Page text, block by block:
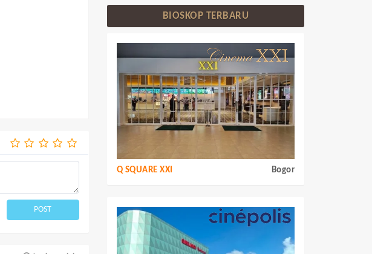
POST
BIOSKOP TERBARU
Q SQUARE XXI Bogor